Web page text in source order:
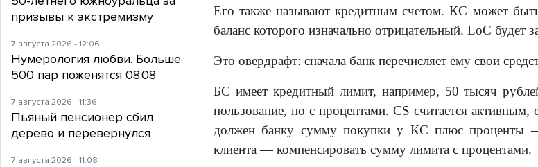
Его также называют кредитным счетом. КС может быть
баланс которого изначально отрицательный. LoC будет
Это овердрафт: сначала банк перечисляет ему свои
БС имеет кредитный лимит, например, 50 тысяч
пользование, но с процентами. CS считается
должен банку сумму покупки у КС плюс проценты —
клиента — компенсировать сумму лимита с процентами.
призывы к экстремизму
7 августа 2026 - 12:06
Нумерология любви. Больше
500 пар поженятся 08.08
7 августа 2026 - 11:36
Пьяный пенсионер сбил
дерево и перевернулся
7 августа 2026 - 11:08